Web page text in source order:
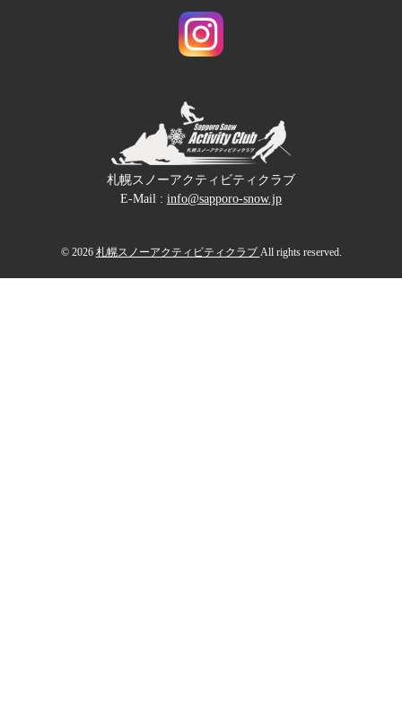
札幌スノーアクティビティクラブ
E-Mail : info@sapporo-snow.jp
© 2026 札幌スノーアクティビティクラブ All rights reserved.